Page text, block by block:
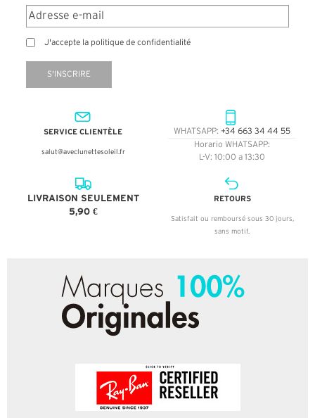
J'accepte la politique de confidentialité
S'INSCRIRE
SERVICE CLIENTÈLE
salut@aveclunettesoleil.fr
WHATSAPP: +34 663 34 44 55
Horario WHATSAPP:
L-V: 10:00 a 13:30
LIVRAISON SEULEMENT
5,90 €
RETOURS
Satisfait ou remboursé sous 30 jours,
sans motif.